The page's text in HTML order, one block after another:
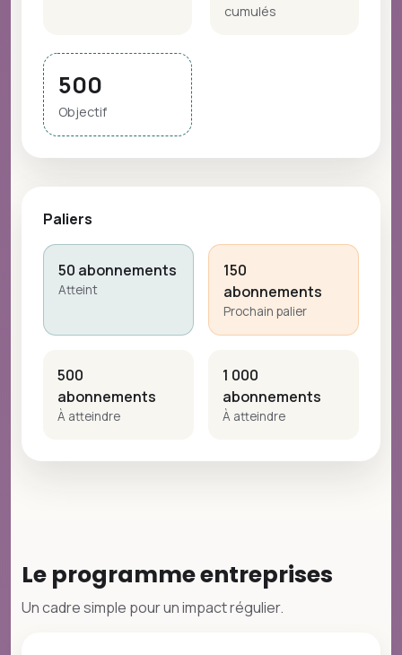
cumulés
500
Objectif
Paliers
50 abonnements
Atteint
150
abonnements
Prochain palier
500
abonnements
À atteindre
1 000
abonnements
À atteindre
Le programme entreprises
Un cadre simple pour un impact régulier.